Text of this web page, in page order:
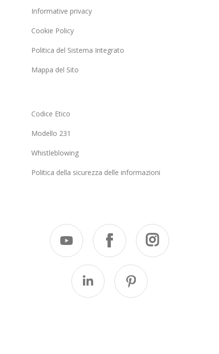
Informative privacy
Cookie Policy
Politica del Sistema Integrato
Mappa del Sito
Codice Etico
Modello 231
Whistleblowing
Politica della sicurezza delle informazioni